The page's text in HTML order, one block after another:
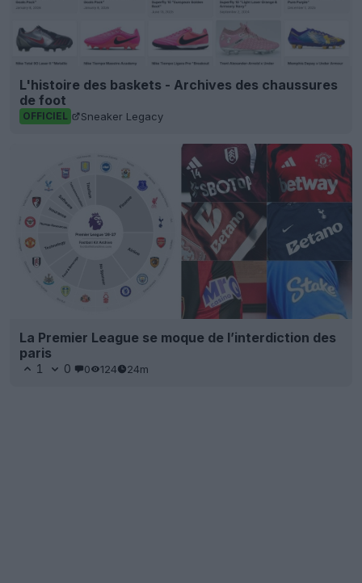
L'histoire des baskets - Archives des chaussures
de foot
OFFICIEL Sneaker Legacy
La Premier League se moque de l’interdiction des
paris
1 0 0 124 24m